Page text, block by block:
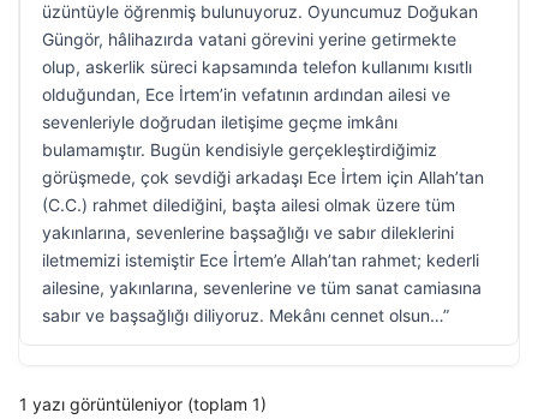
üzüntüyle öğrenmiş bulunuyoruz. Oyuncumuz Doğukan
Güngör, hâlihazırda vatani görevini yerine getirmekte
olup, askerlik süreci kapsamında telefon kullanımı kısıtlı
olduğundan, Ece İrtem’in vefatının ardından ailesi ve
sevenleriyle doğrudan iletişime geçme imkânı
bulamamıştır. Bugün kendisiyle gerçekleştirdiğimiz
görüşmede, çok sevdiği arkadaşı Ece İrtem için Allah’tan
(C.C.) rahmet dilediğini, başta ailesi olmak üzere tüm
yakınlarına, sevenlerine başsağlığı ve sabır dileklerini
iletmemizi istemiştir Ece İrtem’e Allah’tan rahmet; kederli
ailesine, yakınlarına, sevenlerine ve tüm sanat camiasına
sabır ve başsağlığı diliyoruz. Mekânı cennet olsun…”
1 yazı görüntüleniyor (toplam 1)